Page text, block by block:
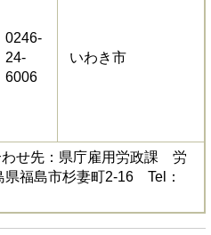
0246-
24-
6006
いわき市
せ先：県庁雇用労政課 労
福島市杉妻町2-16 Tel：